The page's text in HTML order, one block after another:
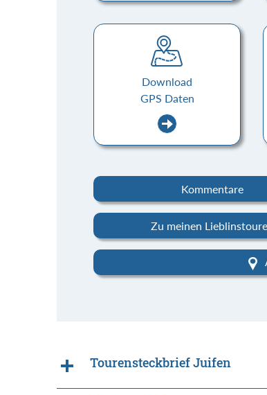
Download
GPS Daten
Kommentare
Zu meinen
Tourensteckbrief Juifen